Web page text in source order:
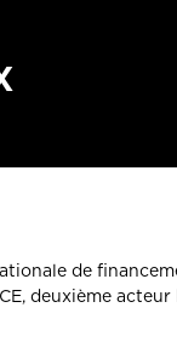
de
deuxième acteur